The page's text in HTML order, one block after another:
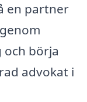
en partner
och börja
advokat i